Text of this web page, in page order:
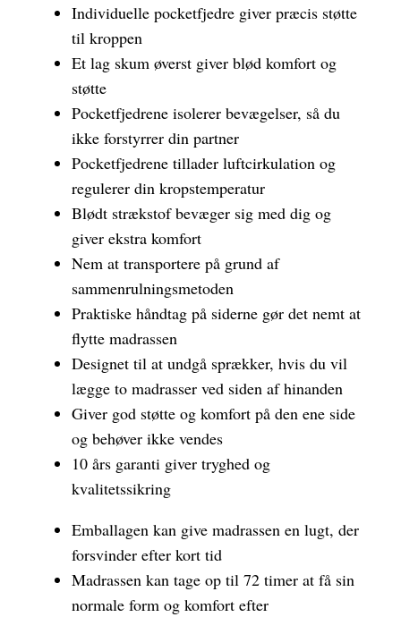
Individuelle pocketfjedre giver præcis støtte
til kroppen
Et lag skum øverst giver blød komfort og
støtte
Pocketfjedrene isolerer bevægelser, så du
ikke forstyrrer din partner
Pocketfjedrene tillader luftcirkulation og
regulerer din kropstemperatur
Blødt strækstof bevæger sig med dig og
giver ekstra komfort
Nem at transportere på grund af
sammenrulningsmetoden
Praktiske håndtag på siderne gør det nemt at
flytte madrassen
Designet til at undgå sprækker, hvis du vil
lægge to madrasser ved siden af hinanden
Giver god støtte og komfort på den ene side
og behøver ikke vendes
10 års garanti giver tryghed og
kvalitetssikring
Emballagen kan give madrassen en lugt, der
forsvinder efter kort tid
Madrassen kan tage op til 72 timer at få sin
normale form og komfort efter